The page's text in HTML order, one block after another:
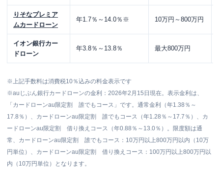
りそなプレミア
ムカードローン
年1.7％～14.0％※ 10万円～800万円
イオン銀行カー
ドローン
年3.8％～13.8％ 最大800万円
※上記手数料は消費税10％込みの料金表示です
※auじぶん銀行カードローンの金利：2026年2月15日現在。表示金利は、
「カードローンau限定割 誰でもコース」です。通常金利（年1.38％～
17.8％）、カードローンau限定割 誰でもコース（年1.28％～17.7％）、カ
ードローンau限定割 借り換えコース（年0.88％～13.0％）。限度額は通
常、カードローンau限定割 誰でもコース：10万円以上800万円以内（10万
円単位）、カードローンau限定割 借り換えコース：100万円以上800万円以
内（10万円単位）となります。